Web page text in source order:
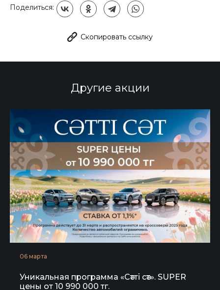
Поделиться:
Скопировать ссылку
Другие акции
06 марта
Уникальная программа «Сәтті сәт». SUPER
цены от 10 990 000 тг.